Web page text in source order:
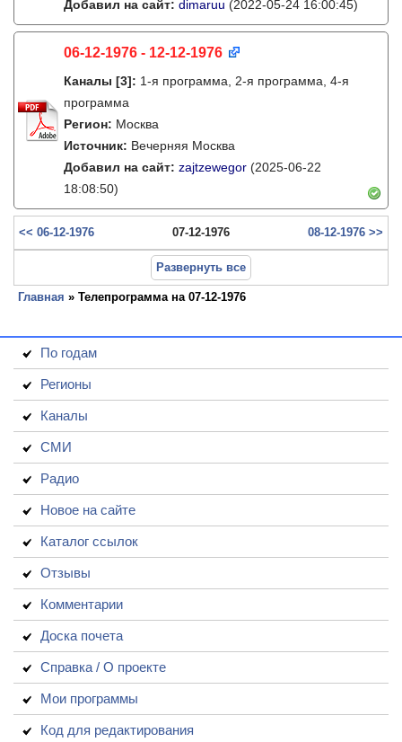
Добавил на сайт: dimaruu (2022-05-24 16:00:45)
06-12-1976 - 12-12-1976
Каналы [3]: 1-я программа, 2-я программа, 4-я
программа
Регион: Москва
Источник: Вечерняя Москва
Добавил на сайт: zajtzewegor (2025-06-22
18:08:50)
<< 06-12-1976 07-12-1976 08-12-1976 >>
Развернуть все
Главная » Телепрограмма на 07-12-1976
По годам
Регионы
Каналы
СМИ
Радио
Новое на сайте
Каталог ссылок
Отзывы
Комментарии
Доска почета
Справка / О проекте
Мои программы
Код для редактирования